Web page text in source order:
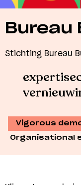
Bureau
Stichting Bureau
Vigorous
Organisational